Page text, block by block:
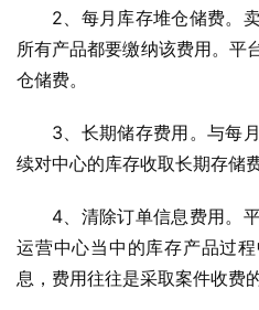
2、每月库存堆仓储费。
所有产品都要缴纳该费用。平
仓储费。
3、长期储存费用。与每
续对中心的库存收取长期存储费
4、清除订单信息费用。
运营中心当中的库存产品过
息，费用往往是采取案件收费